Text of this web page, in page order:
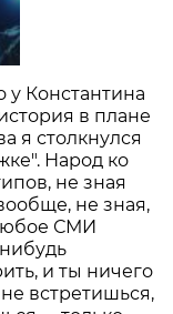
у Константина
в плане
я столкнулся
Народ ко
не зная
не зная,
СМИ
и ты ничего
встретишься,